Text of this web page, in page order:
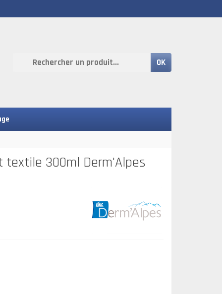
OK
textile 300ml Derm'Alpes